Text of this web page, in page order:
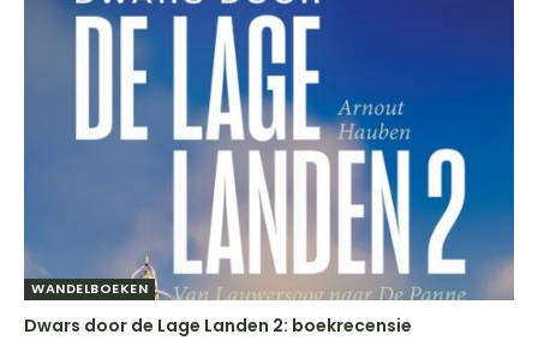
WANDELBOEKEN
Dwars door de Lage Landen 2: boekrecensie